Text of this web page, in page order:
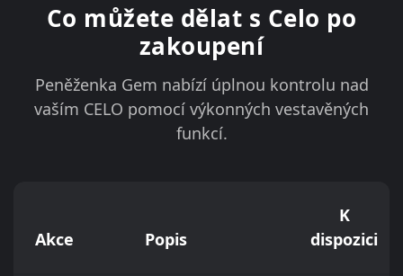
Co můžete dělat s Celo po
zakoupení
Peněženka Gem nabízí úplnou kontrolu nad
vaším CELO pomocí výkonných vestavěných
funkcí.
Akce Popis
K
dispozici